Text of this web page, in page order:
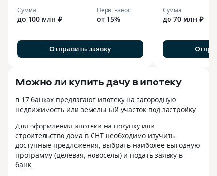
Сумма
до 100 млн ₽
Перв. взнос
от 15%
Отправить заявку
Сумма
до 70 млн ₽
Можно ли купить дачу в ипотеку
в 17 банках предлагают ипотеку на загородную
недвижимость или земельный участок под застройку.
Для оформления ипотеки на покупку или
строительство дома в СНТ необходимо изучить
доступные предложения, выбрать наиболее выгодную
программу (целевая, новоселы) и подать заявку в
банк.